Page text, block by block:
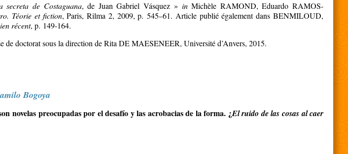
secreta de Costaguana, de Juan Gabriel Vásquez » inMichèle RAMOND, Eduardo RAMOS-
Téorie et ﬁction, Paris, Rilma 2, 2009, p. 545–61. Article publié également dans BENMILOUD,
récent, p. 149-164.
de doctorat sous la direction de Rita DE MAESENEER, Université d’Anvers, 2015.
Bogoya
novelas preocupadas por el desafío y las acrobacias de la forma. ¿El ruido de las cosas al caer